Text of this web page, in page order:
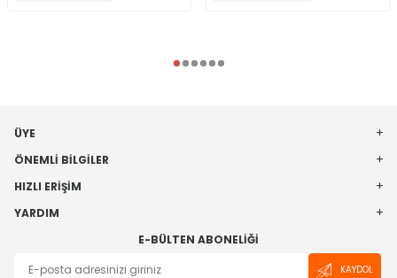
ÜYE
ÖNEMLI BILGILER
HIZLI ERIŞIM
YARDIM
E-BÜLTEN ABONELIĞI
KAYDOL